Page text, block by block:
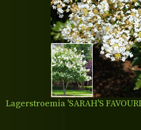
Lagerstroemia 'SARAH'S